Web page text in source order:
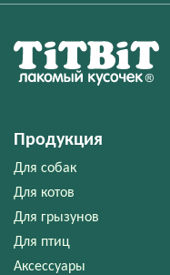
Продукция
Для собак
Для котов
Для грызунов
Для птиц
Аксессуары